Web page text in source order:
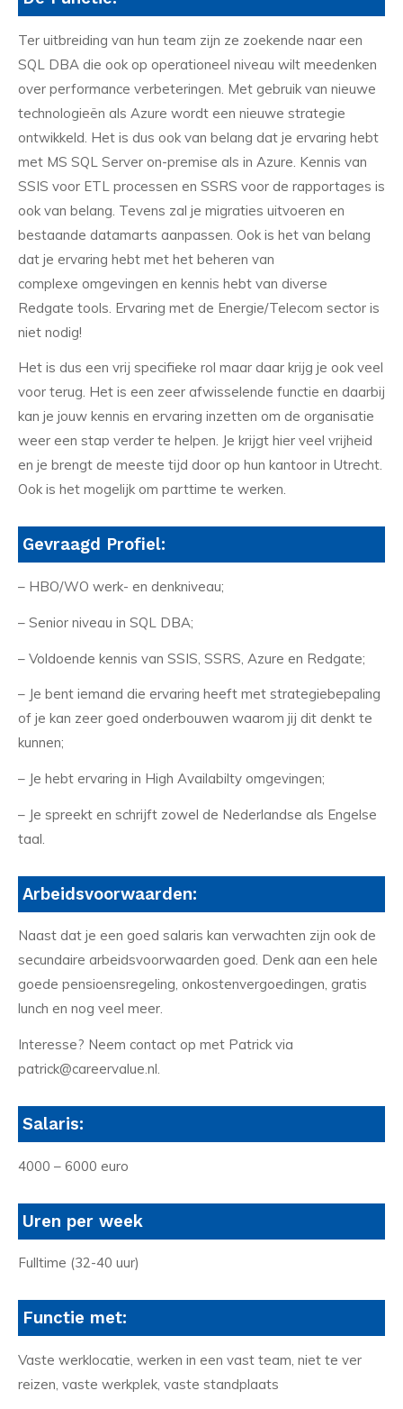
Ter uitbreiding van hun team zijn ze zoekende naar een
SQL DBA die ook op operationeel niveau wilt meedenken
over performance verbeteringen. Met gebruik van nieuwe
technologieën als Azure wordt een nieuwe strategie
ontwikkeld. Het is dus ook van belang dat je ervaring hebt
met MS SQL Server on-premise als in Azure. Kennis van
SSIS voor ETL processen en SSRS voor de rapportages is
ook van belang. Tevens zal je migraties uitvoeren en
bestaande datamarts aanpassen. Ook is het van belang
dat je ervaring hebt met het beheren van
complexe omgevingen en kennis hebt van diverse
Redgate tools. Ervaring met de Energie/Telecom sector is
niet nodig!
Het is dus een vrij specifieke rol maar daar krijg je ook veel
voor terug. Het is een zeer afwisselende functie en daarbij
kan je jouw kennis en ervaring inzetten om de organisatie
weer een stap verder te helpen. Je krijgt hier veel vrijheid
en je brengt de meeste tijd door op hun kantoor in Utrecht.
Ook is het mogelijk om parttime te werken.
Gevraagd Profiel:
– HBO/WO werk- en denkniveau;
– Senior niveau in SQL DBA;
– Voldoende kennis van SSIS, SSRS, Azure en Redgate;
– Je bent iemand die ervaring heeft met strategiebepaling
of je kan zeer goed onderbouwen waarom jij dit denkt te
kunnen;
– Je hebt ervaring in High Availabilty omgevingen;
– Je spreekt en schrijft zowel de Nederlandse als Engelse
taal.
Arbeidsvoorwaarden:
Naast dat je een goed salaris kan verwachten zijn ook de
secundaire arbeidsvoorwaarden goed. Denk aan een hele
goede pensioensregeling, onkostenvergoedingen, gratis
lunch en nog veel meer.
Interesse? Neem contact op met Patrick via
patrick@careervalue.nl.
Salaris:
4000 – 6000 euro
Uren per week
Fulltime (32-40 uur)
Functie met:
Vaste werklocatie, werken in een vast team, niet te ver
reizen, vaste werkplek, vaste standplaats